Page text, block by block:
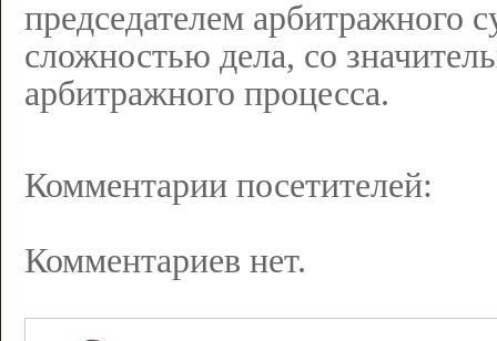
председателем арбитражного
сложностью дела, со
арбитражного процесса.
Комментарии посетителей:
Комментариев нет.